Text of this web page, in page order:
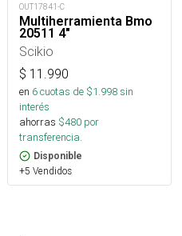
OUT17841-C
Multiherramienta Bmo
20511 4"
Scikio
$ 11.990
en 6cuotas de $1.998sin
interés
ahorras $480 por
transferencia.
Disponible
+5 Vendidos